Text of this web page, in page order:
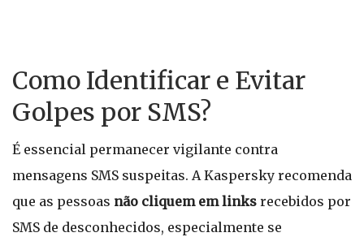
Como Identificar e Evitar
Golpes por SMS?
É essencial permanecer vigilante contra
mensagens SMS suspeitas. A Kaspersky recomenda
que as pessoas não cliquem em links recebidos por
SMS de desconhecidos, especialmente se